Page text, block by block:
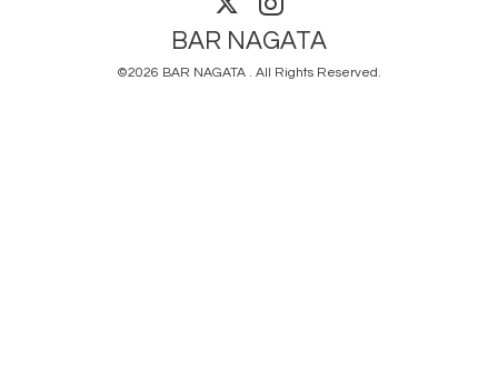
BAR NAGATA
©2026 BAR NAGATA . All Rights Reserved.